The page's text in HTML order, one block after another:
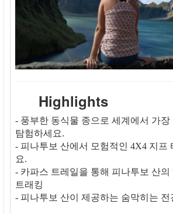
Highlights
- 풍부한 동식물 종으로 세계에서 가장
탐험하세요.
- 피나투보 산에서 모험적인 4X4 지프
요.
- 카파스 트레일을 통해 피나투보 산
트래킹
- 피나투보 산이 제공하는 숨막히는 전